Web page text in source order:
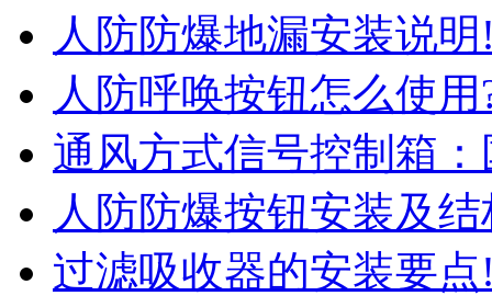
人防防爆地漏安装说
人防呼唤按钮怎么使用
通风方式信号控制箱
人防防爆按钮安装及
过滤吸收器的安装要点